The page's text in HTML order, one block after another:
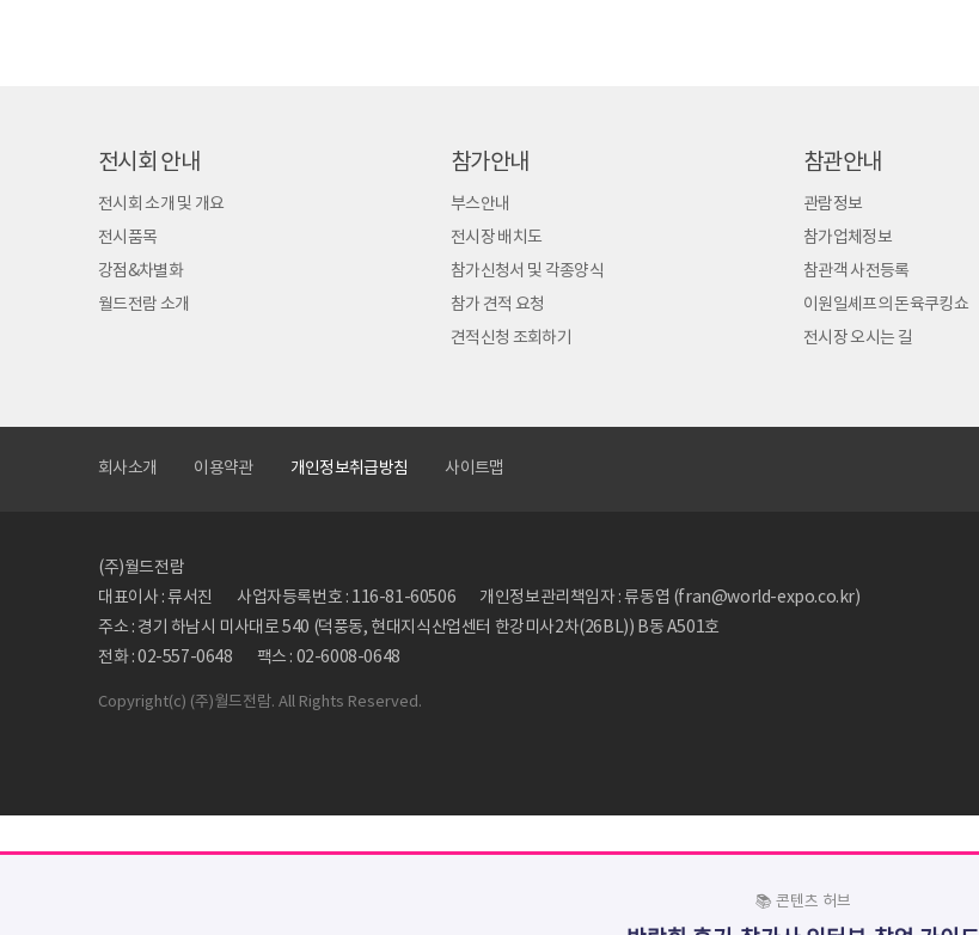
전시회 안내
전시회 소개 및 개요
전시품목
강점&차별화
월드전람 소개
참가안내
부스안내
전시장 배치도
참가신청서 및 각종양식
참가 견적 요청
견적신청 조회하기
참관안내
관람정보
참가업체정보
참관객 사전등록
이원일셰프의 돈육쿠킹쇼
전시장 오시는 길
회사소개 이용약관 개인정보취급방침 사이트맵
(주)월드전람
대표이사 : 류서진
사업자등록번호 : 116-81-60506
개인정보관리책임자 : 류동엽 (fran@world-expo.co.kr)
주소 : 경기 하남시 미사대로 540 (덕풍동, 현대지식산업센터 한강미사2차(26BL)) B동 A501호
전화 : 02-557-0648
팩스 : 02-6008-0648
Copyright(c) (주)월드전람. All Rights Reserved.
📚 콘텐츠 허브